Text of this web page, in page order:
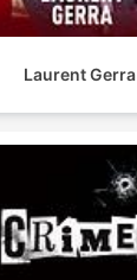
Laurent Gerra